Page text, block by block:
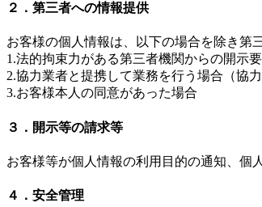
２．第三者への情報提供
お客様の個人情報は、以下の場合を除き第
1.法的拘束力がある第三者機関からの開示
2.協力業者と提携して業務を行う場合（協
3.お客様本人の同意があった場合
３．開示等の請求等
お客様等が個人情報の利用目的の通知、個
４．安全管理